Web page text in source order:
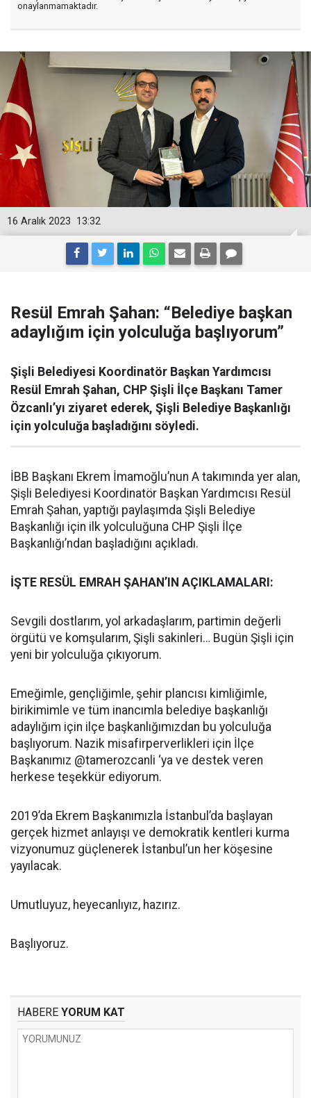
onaylanmamaktadır.
13:32
16 Aralık 2023
Resül Emrah Şahan: “Belediye başkan
adaylığım için yolculuğa başlıyorum”
Şişli Belediyesi Koordinatör Başkan Yardımcısı
Resül Emrah Şahan, CHP Şişli İlçe Başkanı Tamer
Özcanlı’yı ziyaret ederek, Şişli Belediye Başkanlığı
için yolculuğa başladığını söyledi.
İBB Başkanı Ekrem İmamoğlu’nun A takımında yer alan,
Şişli Belediyesi Koordinatör Başkan Yardımcısı Resül
Emrah Şahan, yaptığı paylaşımda Şişli Belediye
Başkanlığı için ilk yolculuğuna CHP Şişli İlçe
Başkanlığı’ndan başladığını açıkladı.
İŞTE RESÜL EMRAH ŞAHAN’IN AÇIKLAMALARI:
Sevgili dostlarım, yol arkadaşlarım, partimin değerli
örgütü ve komşularım, Şişli sakinleri… Bugün Şişli için
yeni bir yolculuğa çıkıyorum.
Emeğimle, gençliğimle, şehir plancısı kimliğimle,
birikimimle ve tüm inancımla belediye başkanlığı
adaylığım için ilçe başkanlığımızdan bu yolculuğa
başlıyorum. Nazik misafirperverlikleri için İlçe
Başkanımız @tamerozcanli ‘ya ve destek veren
herkese teşekkür ediyorum.
2019’da Ekrem Başkanımızla İstanbul’da başlayan
gerçek hizmet anlayışı ve demokratik kentleri kurma
vizyonumuz güçlenerek İstanbul’un her köşesine
yayılacak.
Umutluyuz, heyecanlıyız, hazırız.
Başlıyoruz.
HABERE YORUM KAT